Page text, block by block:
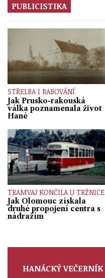
PUBLICISTIKA
STŘELBA I RABOVÁNÍ
Jak Prusko-rakouská
válka poznamenala život
Hané
TRAMVAJ KONČILA U TRŽNICE
Jak Olomouc získala
druhé propojení centra s
nádražím
HANÁCKÝ VEČERNÍK